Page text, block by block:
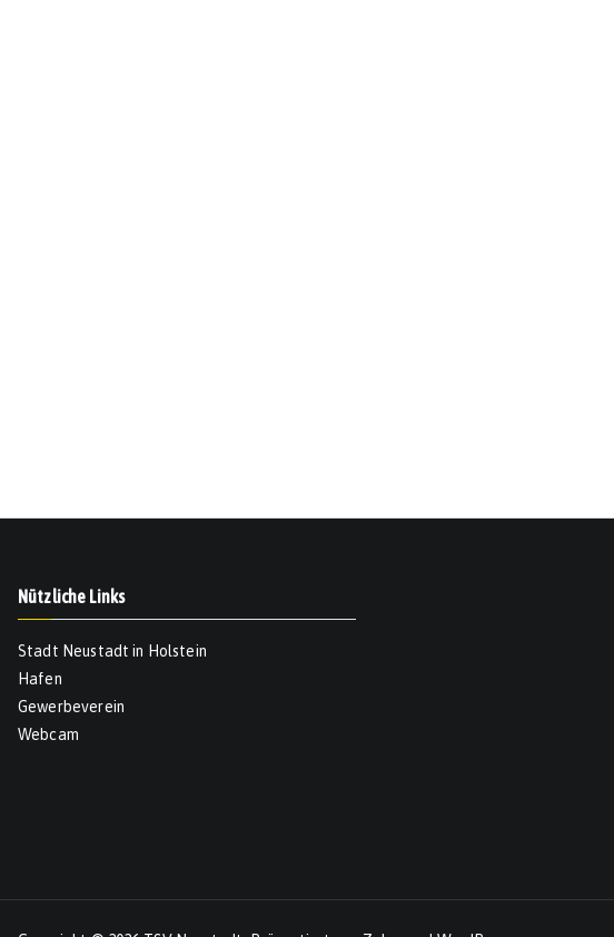
Nützliche Links
Stadt Neustadt in Holstein
Hafen
Gewerbeverein
Webcam